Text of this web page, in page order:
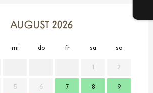
AUGUST 2026
mi do fr sa so
1 2
5 6 7 8 9